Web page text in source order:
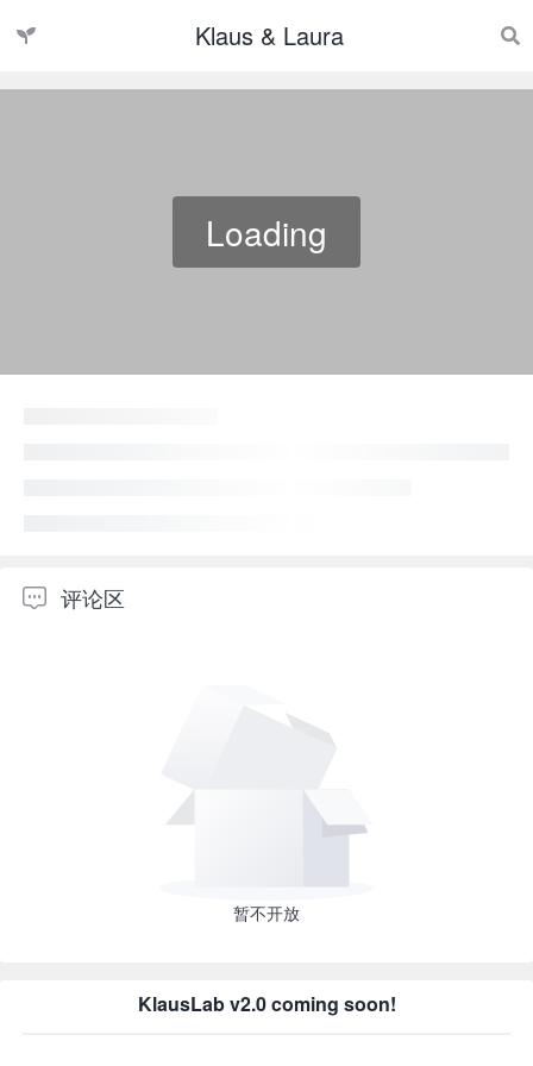
Klaus & Laura
Loading
评论区
暂不开放
KlausLab v2.0 coming soon!